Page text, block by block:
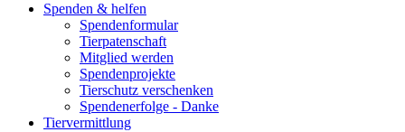
Spenden & helfen
Spendenformular
Tierpatenschaft
Mitglied werden
Spendenprojekte
Tierschutz verschenken
Spendenerfolge - Danke
Tiervermittlung